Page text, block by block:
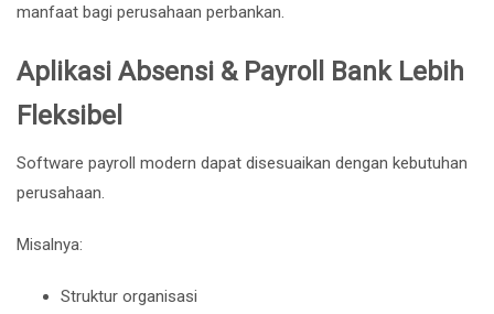
manfaat bagi perusahaan perbankan.
Aplikasi Absensi & Payroll Bank Lebih
Fleksibel
Software payroll modern dapat disesuaikan dengan kebutuhan
perusahaan.
Misalnya:
Struktur organisasi